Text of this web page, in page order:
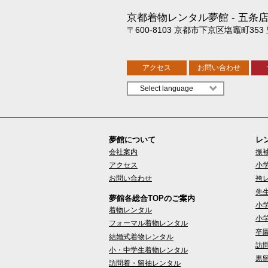
京都着物レンタル夢館 五条店
〒600-8103 京都市下京区塩竈町353
アクセス お問い合わせ
夢館について
会社案内
アクセス
お問い合わせ
夢館各総合TOPのご案内
着物レンタル
フォーマル着物レンタル
結婚式着物レンタル
小・中学生着物レンタル
訪問着・留袖レンタル
レ
振
小
袴
先
小
小
卒
訪
黒